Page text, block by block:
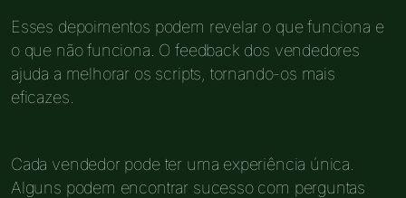
Esses depoimentos podem revelar o que funciona e
o que não funciona. O feedback dos vendedores
ajuda a melhorar os scripts, tornando-os mais
eficazes.
Cada vendedor pode ter uma experiência única.
Alguns podem encontrar sucesso com perguntas